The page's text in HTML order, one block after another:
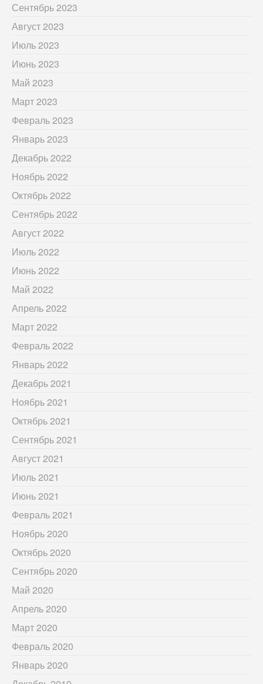
Сентябрь 2023
Август 2023
Июль 2023
Июнь 2023
Май 2023
Март 2023
Февраль 2023
Январь 2023
Декабрь 2022
Ноябрь 2022
Октябрь 2022
Сентябрь 2022
Август 2022
Июль 2022
Июнь 2022
Май 2022
Апрель 2022
Март 2022
Февраль 2022
Январь 2022
Декабрь 2021
Ноябрь 2021
Октябрь 2021
Сентябрь 2021
Август 2021
Июль 2021
Июнь 2021
Февраль 2021
Ноябрь 2020
Октябрь 2020
Сентябрь 2020
Май 2020
Апрель 2020
Март 2020
Февраль 2020
Январь 2020